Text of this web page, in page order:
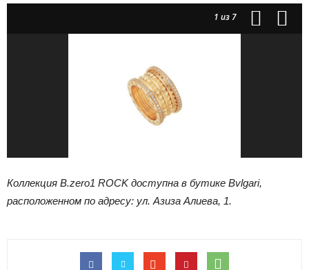
1 из 7
Коллекция B.zero1 ROCK доступна в бутике Bvlgari,
расположенном по адресу: ул. Азиза Алиева, 1.